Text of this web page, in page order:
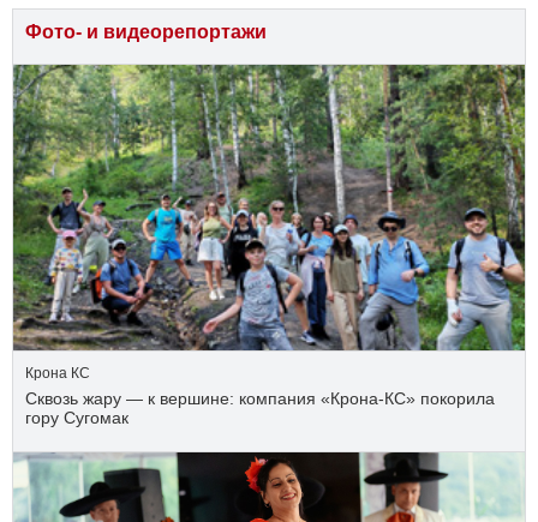
Фото- и видеорепортажи
Крона КС
Сквозь жару — к вершине: компания «Крона‑КС» покорила
гору Сугомак